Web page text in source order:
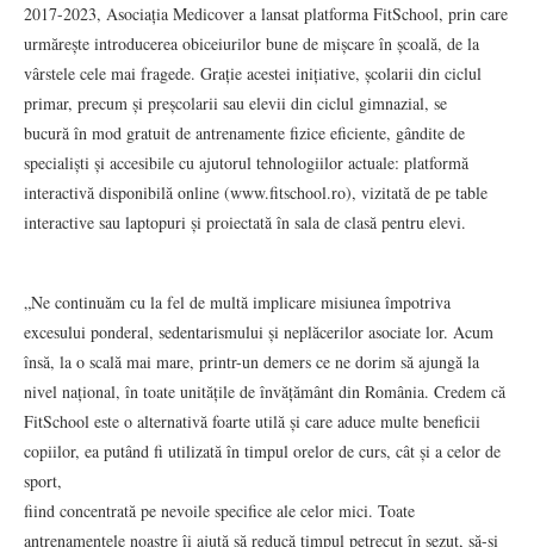
2017-2023, Asociația Medicover a lansat platforma FitSchool, prin care
urmărește introducerea obiceiurilor bune de mișcare în școală, de la
vârstele cele mai fragede. Grație acestei inițiative, școlarii din ciclul
primar, precum și preșcolarii sau elevii din ciclul gimnazial, se
bucură în mod gratuit de antrenamente fizice eficiente, gândite de
specialiști și accesibile cu ajutorul tehnologiilor actuale: platformă
interactivă disponibilă online (www.fitschool.ro), vizitată de pe table
interactive sau laptopuri și proiectată în sala de clasă pentru elevi.
„Ne continuăm cu la fel de multă implicare misiunea împotriva
excesului ponderal, sedentarismului și neplăcerilor asociate lor. Acum
însă, la o scală mai mare, printr-un demers ce ne dorim să ajungă la
nivel național, în toate unitățile de învățământ din România. Credem că
FitSchool este o alternativă foarte utilă și care aduce multe beneficii
copiilor, ea putând fi utilizată în timpul orelor de curs, cât și a celor de
sport,
fiind concentrată pe nevoile specifice ale celor mici. Toate
antrenamentele noastre îi ajută să reducă timpul petrecut în șezut, să-și